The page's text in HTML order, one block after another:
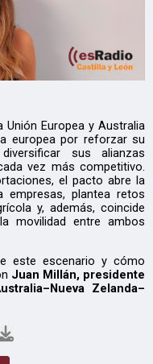
Europea y Australia
europea por reforzar su
sus alianzas
vez más competitivo.
el pacto abre la
empresas, plantea retos
y, además, coincide
movilidad entre ambos
este escenario y cómo
Juan Millán, presidente
Zelanda–